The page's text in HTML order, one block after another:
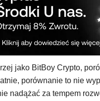
jako BitBoy Crypto,
porównanie to nie
nadążać za tempem